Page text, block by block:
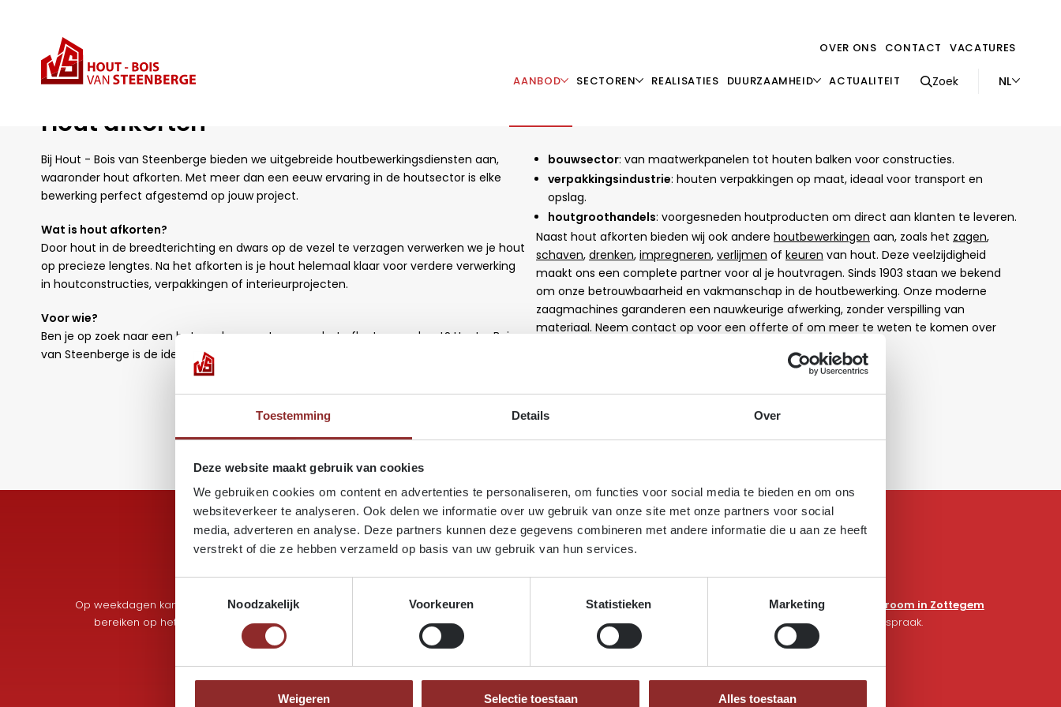
Toestemming Details Over
Deze website maakt gebruik van cookies
We gebruiken cookies om content en advertenties te personaliseren, om functies voor social media te bieden en om ons
websiteverkeer te analyseren. Ook delen we informatie over uw gebruik van onze site met onze partners voor social
media, adverteren en analyse. Deze partners kunnen deze gegevens combineren met andere informatie die u aan ze heeft
verstrekt of die ze hebben verzameld op basis van uw gebruik van hun services.
Noodzakelijk
Voorkeuren Statistieken Marketing
Weigeren Selectie toestaan Alles toestaan
OVER ONS CONTACT VACATURES
AANBOD SECTOREN REALISATIES DUURZAAMHEID ACTUALITEIT Zoek NL
Aanbod Houtbewerkingen
Hout afkorten
Bij Hout - Bois van Steenberge bieden we uitgebreide houtbewerkingsdiensten aan,
waaronder hout afkorten. Met meer dan een eeuw ervaring in de houtsector is elke
bewerking perfect afgestemd op jouw project.
Wat is hout afkorten?
Door hout in de breedterichting en dwars op de vezel te verzagen verwerken we je hout
op precieze lengtes. Na het afkorten is je hout helemaal klaar voor verdere verwerking
in houtconstructies, verpakkingen of interieurprojecten.
Voor wie?
Ben je op zoek naar een betrouwbare partner voor het afkorten van hout? Hout – Bois
van Steenberge is de ideale partner voor professionals:
bouwsector: van maatwerkpanelen tot houten balken voor constructies.
verpakkingsindustrie: houten verpakkingen op maat, ideaal voor transport en
opslag.
houtgroothandels: voorgesneden houtproducten om direct aan klanten te leveren.
Naast hout afkorten bieden wij ook andere houtbewerkingen aan, zoals het zagen,
schaven, drenken, impregneren, verlijmen of keuren van hout. Deze veelzijdigheid
maakt ons een complete partner voor al je houtvragen. Sinds 1903 staan we bekend
om onze betrouwbaarheid en vakmanschap in de houtbewerking. Onze moderne
zaagmachines garanderen een nauwkeurige afwerking, zonder verspilling van
materiaal. Neem contact op voor een offerte of om meer te weten te komen over
Op weekdagen kan je ons tijdens de kantooruren
bereiken op het nummer
+32 9 360 00 24
Je kan ons mailen op info@vansteenberge.be. Wij
doen ons best om binnen de 2 werkdagen te
Het is mogelijk om onze
showroom in Zottegem
te bezoeken op afspraak.